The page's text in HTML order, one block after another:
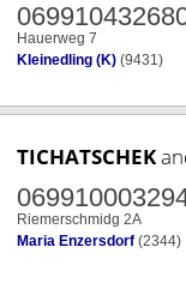
Hauerweg 7
Kleinedling (K) (9431)
TICHATSCHEK
Riemerschmidg 2A
Maria Enzersdorf (2344)